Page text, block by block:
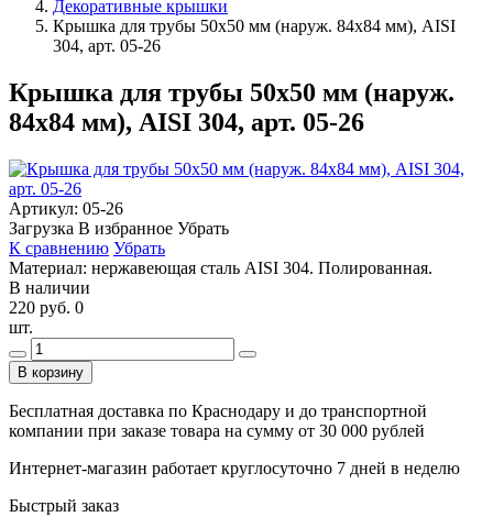
Декоративные крышки
Крышка для трубы 50х50 мм (наруж. 84х84 мм), AISI
304, арт. 05-26
Крышка для трубы 50х50 мм (наруж.
84х84 мм), AISI 304, арт. 05-26
Артикул: 05-26
Загрузка В избранное Убрать
К сравнению Убрать
Материал: нержавеющая сталь AISI 304. Полированная.
В наличии
220 руб. 0
шт.
В корзину
Бесплатная доставка по Краснодару и до транспортной
компании при заказе товара на сумму от 30 000 рублей
Интернет-магазин работает круглосуточно 7 дней в неделю
Быстрый заказ